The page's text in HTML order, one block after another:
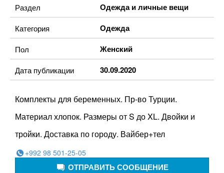
Раздел Одежда и личные вещи
Категория Одежда
Пол Женский
Дата публикации 30.09.2020
Комплекты для беременных. Пр-во Турции.
Материал хлопок. Размеры от S до XL. Двойки и
тройки. Доставка по городу. Вайбер+тел
+992 98 501-25-05
ОТПРАВИТЬ СООБЩЕНИЕ